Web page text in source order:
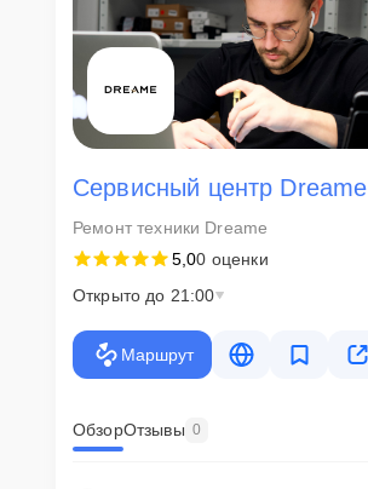
Сервисный центр Dreame
Ремонт техники Dreame
5,00 оценки
Открыто до 21:00
Маршрут
ОбзорОтзывы 0